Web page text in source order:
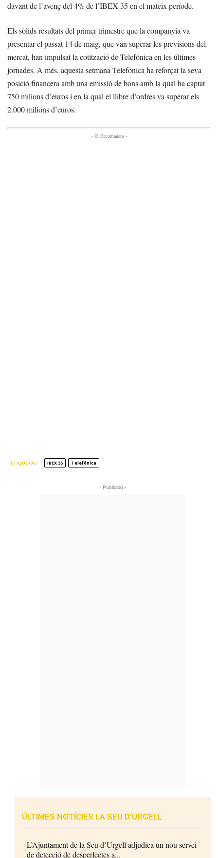
davant de l’avenç del 4% de l’IBEX 35 en el mateix període.
Els sòlids resultats del primer trimestre que la companyia va
presentar el passat 14 de maig, que van superar les previsions del
mercat, han impulsat la cotització de Telefónica en les últimes
jornades. A més, aquesta setmana Telefónica ha reforçat la seva
posició financera amb una emissió de bons amb la qual ha captat
750 milions d’euros i en la qual el llibre d’ordres va superar els
2.000 milions d’euros.
- Et Recomanem -
ETIQUETAS IBEX 35 Telefónica
- Publicitat -
ÚLTIMES NOTÍCIES LA SEU D'URGELL
L’Ajuntament de la Seu d’Urgell adjudica un nou servei
de detecció de desperfectes a...